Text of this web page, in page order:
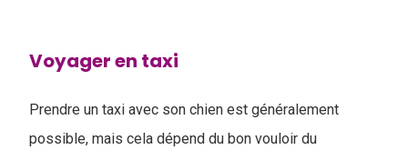
Voyager en taxi
Prendre un taxi avec son chien est généralement
possible, mais cela dépend du bon vouloir du